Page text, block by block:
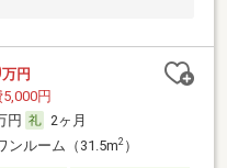
万円
円
円
2ヶ月
ンルーム（31.5m2）